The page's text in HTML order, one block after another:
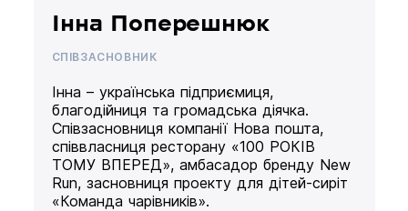
Інна Поперешнюк
СПІВЗАСНОВНИК
Інна – українська підприємиця,
благодійниця та громадська діячка.
Співзасновниця компанії Нова пошта,
співвласниця ресторану «100 РОКІВ
ТОМУ ВПЕРЕД», амбасадор бренду New
Run, засновниця проекту для дітей-сиріт
«Команда чарівників».